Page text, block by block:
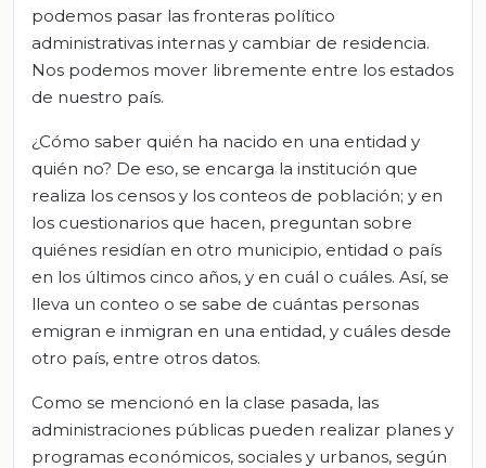
podemos pasar las fronteras político
administrativas internas y cambiar de residencia.
Nos podemos mover libremente entre los estados
de nuestro país.
¿Cómo saber quién ha nacido en una entidad y
quién no? De eso, se encarga la institución que
realiza los censos y los conteos de población; y en
los cuestionarios que hacen, preguntan sobre
quiénes residían en otro municipio, entidad o país
en los últimos cinco años, y en cuál o cuáles. Así, se
lleva un conteo o se sabe de cuántas personas
emigran e inmigran en una entidad, y cuáles desde
otro país, entre otros datos.
Como se mencionó en la clase pasada, las
administraciones públicas pueden realizar planes y
programas económicos, sociales y urbanos, según